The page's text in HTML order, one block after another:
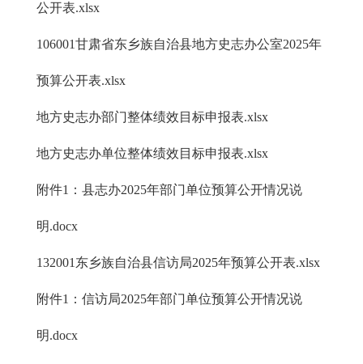
公开表.xlsx
106001甘肃省东乡族自治县地方史志办公室2025年
预算公开表.xlsx
地方史志办部门整体绩效目标申报表.xlsx
地方史志办单位整体绩效目标申报表.xlsx
附件1：县志办2025年部门单位预算公开情况说
明.docx
132001东乡族自治县信访局2025年预算公开表.xlsx
附件1：信访局2025年部门单位预算公开情况说
明.docx